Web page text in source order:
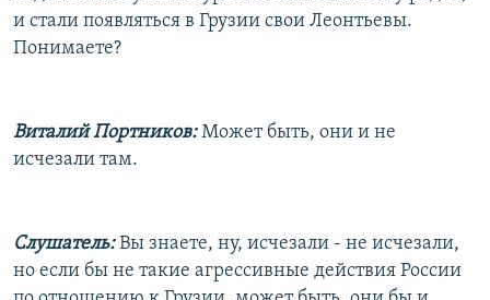
и стали появляться в Грузии свои Леонтьевы.
Понимаете?
Виталий Портников:Может быть, они и не
исчезали там.
Слушатель:Вы знаете, ну, исчезали - не исчезали,
но если бы не такие агрессивные действия России